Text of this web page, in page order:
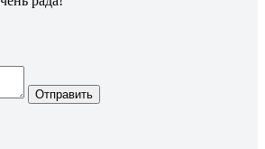
Отправить